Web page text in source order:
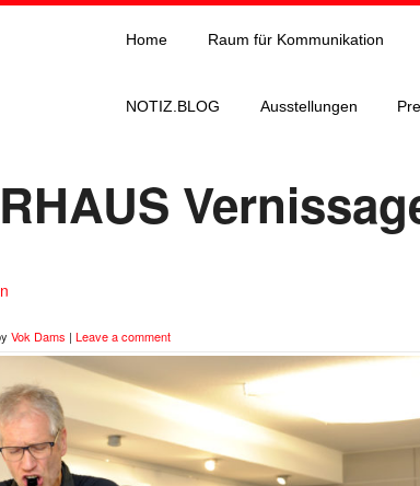
Home Raum für Kommunikation
NOTIZ.BLOG Ausstellungen
Vok Dams | Leave a comment